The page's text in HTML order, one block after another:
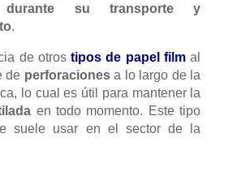
su transporte y
.
de otrostipos de papel filmal
de perforacionesa lo largo de la
lo cual es útil para mantener la
en todo momento. Este tipo
suele usar en el sector de la